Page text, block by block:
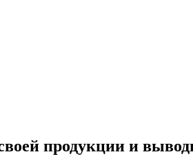
продукции и